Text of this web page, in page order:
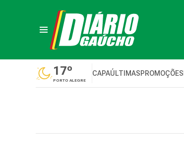
17º
PORTO ALEGRE
CAPAÚLTIMASPROMOÇÕES